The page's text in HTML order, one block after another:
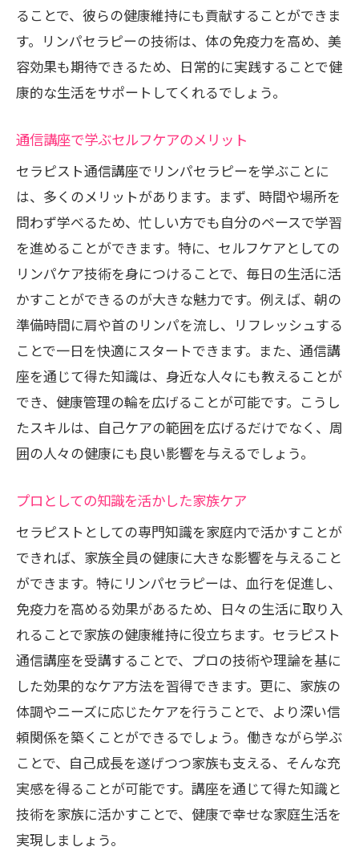
ることで、彼らの健康維持にも貢献することができま
す。リンパセラピーの技術は、体の免疫力を高め、美
容効果も期待できるため、日常的に実践することで健
康的な生活をサポートしてくれるでしょう。
通信講座で学ぶセルフケアのメリット
セラピスト通信講座でリンパセラピーを学ぶことに
は、多くのメリットがあります。まず、時間や場所を
問わず学べるため、忙しい方でも自分のペースで学習
を進めることができます。特に、セルフケアとしての
リンパケア技術を身につけることで、毎日の生活に活
かすことができるのが大きな魅力です。例えば、朝の
準備時間に肩や首のリンパを流し、リフレッシュする
ことで一日を快適にスタートできます。また、通信講
座を通じて得た知識は、身近な人々にも教えることが
でき、健康管理の輪を広げることが可能です。こうし
たスキルは、自己ケアの範囲を広げるだけでなく、周
囲の人々の健康にも良い影響を与えるでしょう。
プロとしての知識を活かした家族ケア
セラピストとしての専門知識を家庭内で活かすことが
できれば、家族全員の健康に大きな影響を与えること
ができます。特にリンパセラピーは、血行を促進し、
免疫力を高める効果があるため、日々の生活に取り入
れることで家族の健康維持に役立ちます。セラピスト
通信講座を受講することで、プロの技術や理論を基に
した効果的なケア方法を習得できます。更に、家族の
体調やニーズに応じたケアを行うことで、より深い信
頼関係を築くことができるでしょう。働きながら学ぶ
ことで、自己成長を遂げつつ家族も支える、そんな充
実感を得ることが可能です。講座を通じて得た知識と
技術を家族に活かすことで、健康で幸せな家庭生活を
実現しましょう。